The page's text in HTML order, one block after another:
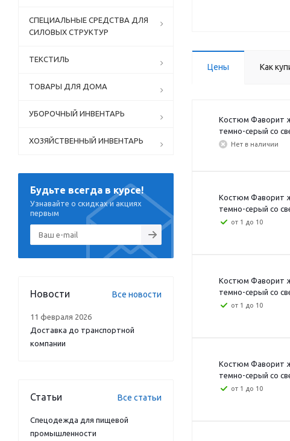
Цены Как
Костюм Фаворит
темно-серый со
Нет в наличии
Костюм Фаворит
темно-серый со
от 1 до 10
Костюм Фаворит
темно-серый со
от 1 до 10
Костюм Фаворит
темно-серый со
от 1 до 10
СПЕЦИАЛЬНЫЕ СРЕДСТВА ДЛЯ
СИЛОВЫХ СТРУКТУР
ТЕКСТИЛЬ
ТОВАРЫ ДЛЯ ДОМА
УБОРОЧНЫЙ ИНВЕНТАРЬ
ХОЗЯЙСТВЕННЫЙ ИНВЕНТАРЬ
Будьте всегда в курсе!
Узнавайте о скидках и акциях
первым
Новости Все новости
11 февраля 2026
Доставка до транспортной
компании
Статьи Все статьи
Спецодежда для пищевой
промышленности